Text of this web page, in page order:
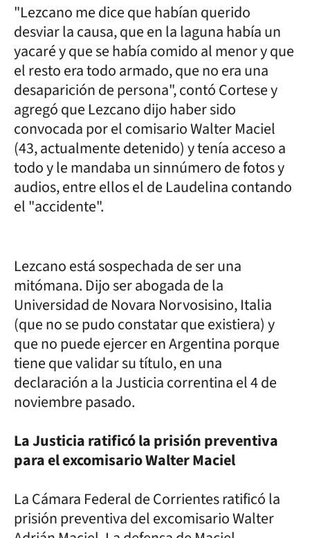
"Lezcano me dice que habían querido
desviar la causa, que en la laguna había un
yacaré y que se había comido al menor y que
el resto era todo armado, que no era una
desaparición de persona", contó Cortese y
agregó que Lezcano dijo haber sido
convocada por el comisario Walter Maciel
(43, actualmente detenido) y tenía acceso a
todo y le mandaba un sinnúmero de fotos y
audios, entre ellos el de Laudelina contando
el "accidente".
Lezcano está sospechada de ser una
mitómana. Dijo ser abogada de la
Universidad de Novara Norvosisino, Italia
(que no se pudo constatar que existiera) y
que no puede ejercer en Argentina porque
tiene que validar su título, en una
declaración a la Justicia correntina el 4 de
noviembre pasado.
La Justicia ratificó la prisión preventiva
para el excomisario Walter Maciel
La Cámara Federal de Corrientes ratificó la
prisión preventiva del excomisario Walter